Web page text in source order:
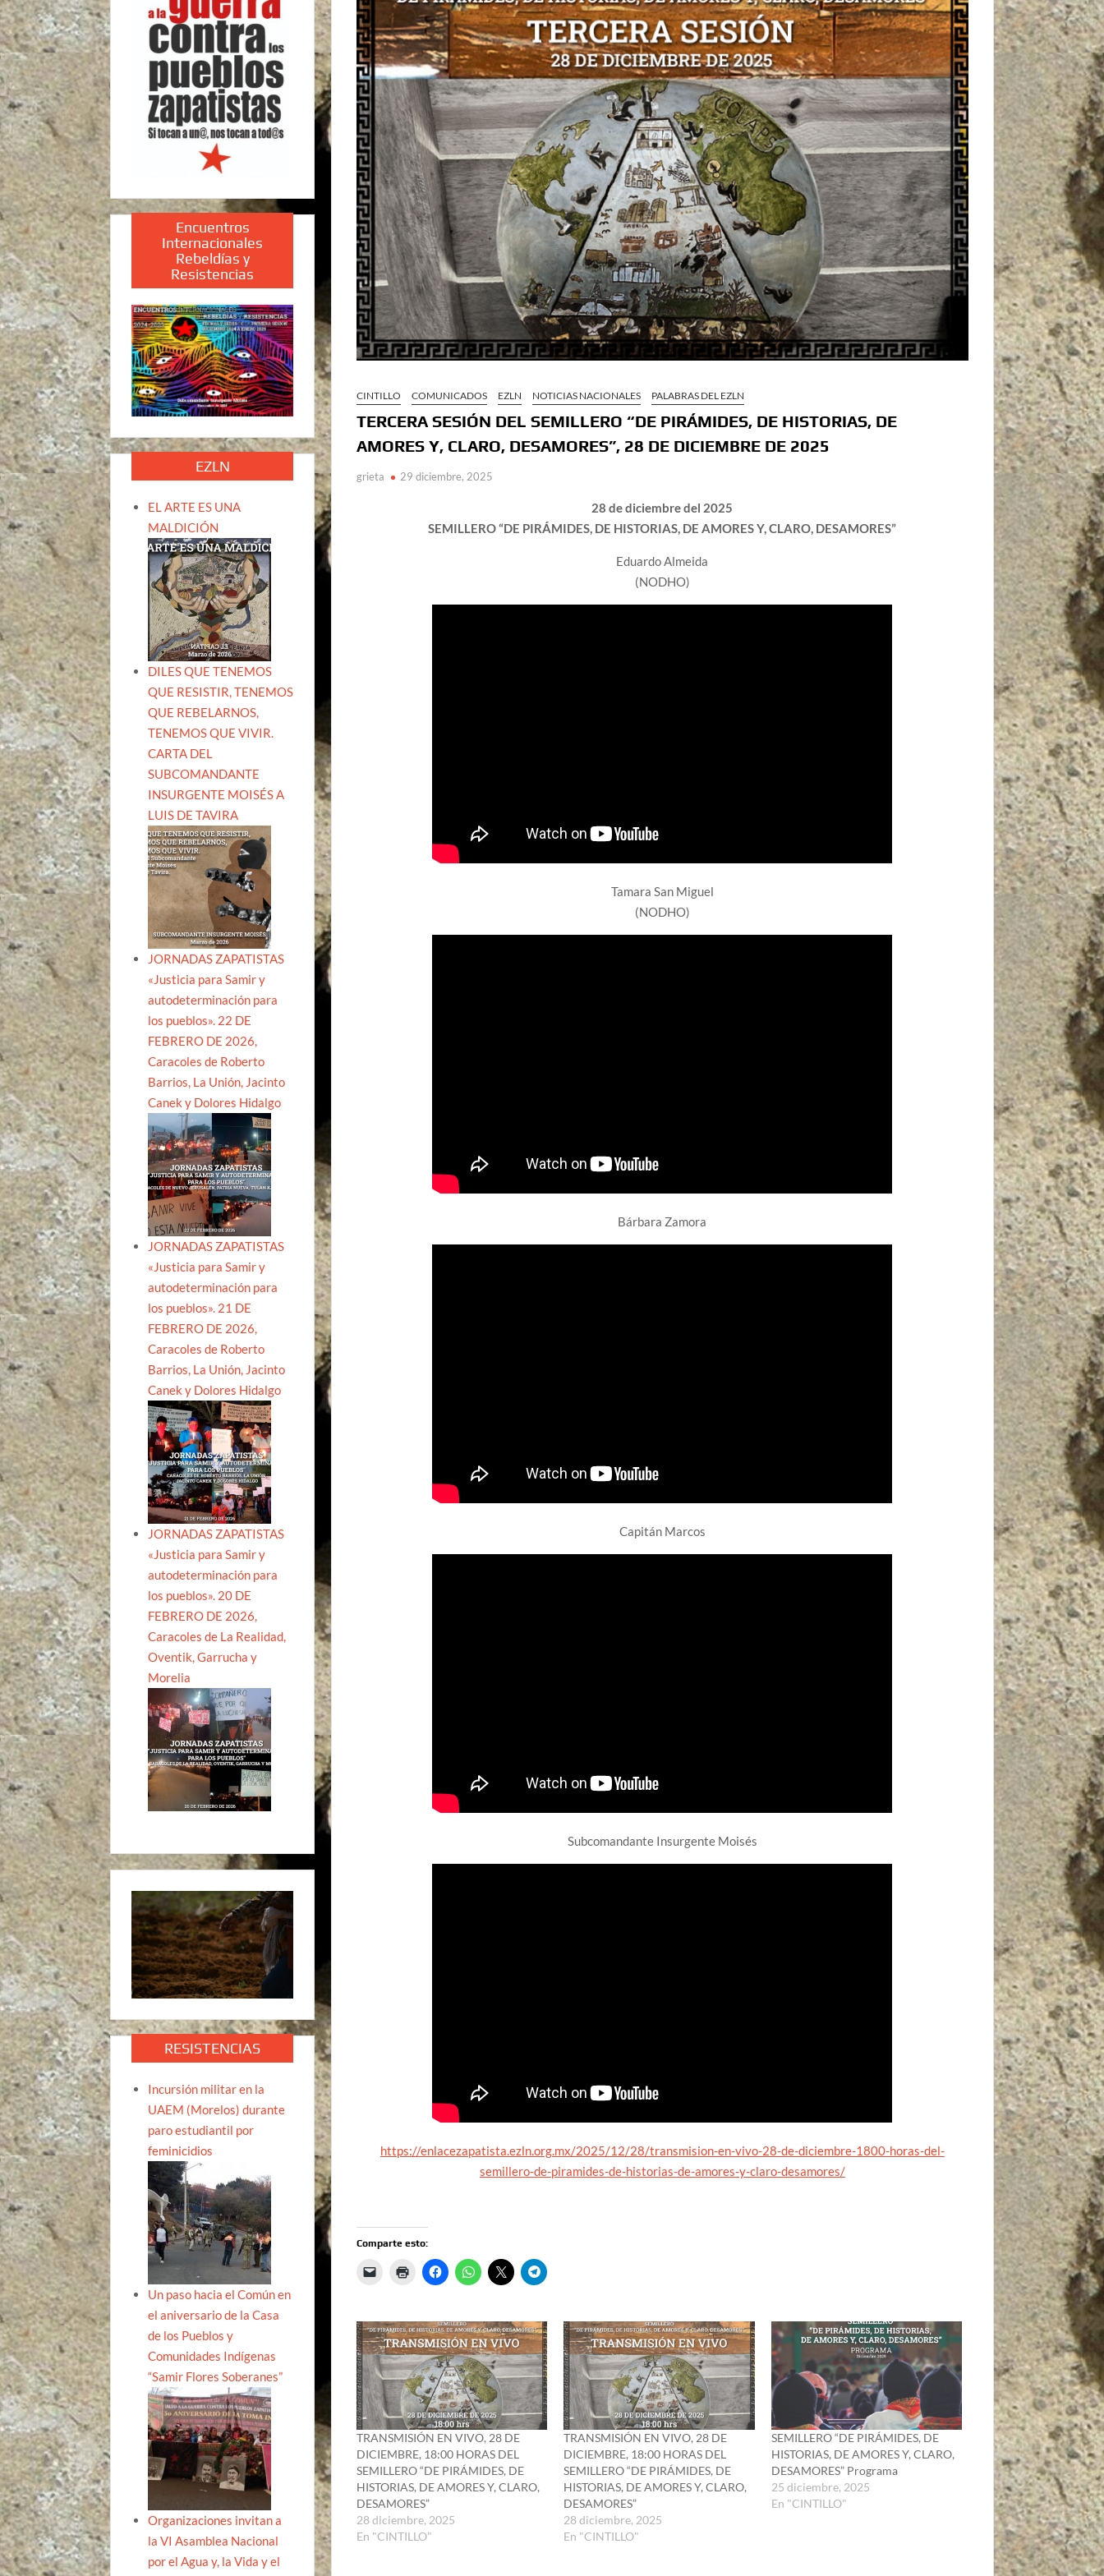
CINTILLO COMUNICADOS EZLN NOTICIAS NACIONALES PALABRAS DEL EZLN
TERCERA SESIÓN DEL SEMILLERO “DE PIRÁMIDES, DE HISTORIAS, DE
AMORES Y, CLARO, DESAMORES”, 28 DE DICIEMBRE DE 2025
grieta 29 diciembre, 2025
28 de diciembre del 2025
SEMILLERO “DE PIRÁMIDES, DE HISTORIAS, DE AMORES Y, CLARO, DESAMORES”
Eduardo Almeida
(NODHO)
Tamara San Miguel
(NODHO)
Bárbara Zamora
Capitán Marcos
Subcomandante Insurgente Moisés
https://enlacezapatista.ezln.org.mx/2025/12/28/transmision-en-vivo-28-de-diciembre-1800-horas-del-
semillero-de-piramides-de-historias-de-amores-y-claro-desamores/
Comparte esto:
TRANSMISIÓN EN VIVO, 28 DE
DICIEMBRE, 18:00 HORAS DEL
SEMILLERO “DE PIRÁMIDES, DE
HISTORIAS, DE AMORES Y, CLARO,
DESAMORES”
28 diciembre, 2025
En "CINTILLO"
TRANSMISIÓN EN VIVO, 28 DE
DICIEMBRE, 18:00 HORAS DEL
SEMILLERO “DE PIRÁMIDES, DE
HISTORIAS, DE AMORES Y, CLARO,
DESAMORES”
28 diciembre, 2025
En "CINTILLO"
SEMILLERO “DE PIRÁMIDES, DE
HISTORIAS, DE AMORES Y, CLARO,
DESAMORES” Programa
25 diciembre, 2025
En "CINTILLO"
Encuentros
Internacionales
Rebeldías y
Resistencias
EZLN
EL ARTE ES UNA
MALDICIÓN
DILES QUE TENEMOS
QUE RESISTIR, TENEMOS
QUE REBELARNOS,
TENEMOS QUE VIVIR.
CARTA DEL
SUBCOMANDANTE
INSURGENTE MOISÉS A
LUIS DE TAVIRA
JORNADAS ZAPATISTAS
«Justicia para Samir y
autodeterminación para
los pueblos». 22 DE
FEBRERO DE 2026,
Caracoles de Roberto
Barrios, La Unión, Jacinto
Canek y Dolores Hidalgo
JORNADAS ZAPATISTAS
«Justicia para Samir y
autodeterminación para
los pueblos». 21 DE
FEBRERO DE 2026,
Caracoles de Roberto
Barrios, La Unión, Jacinto
Canek y Dolores Hidalgo
JORNADAS ZAPATISTAS
«Justicia para Samir y
autodeterminación para
los pueblos». 20 DE
FEBRERO DE 2026,
Caracoles de La Realidad,
Oventik, Garrucha y
Morelia
RESISTENCIAS
Incursión militar en la
UAEM (Morelos) durante
paro estudiantil por
feminicidios
Un paso hacia el Común en
el aniversario de la Casa
de los Pueblos y
Comunidades Indígenas
“Samir Flores Soberanes”
Organizaciones invitan a
la VI Asamblea Nacional
por el Agua y, la Vida y el